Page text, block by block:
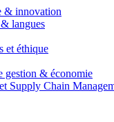
& innovation
langues
et éthique
gestion & économie
Supply Chain